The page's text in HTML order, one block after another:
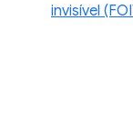
invisível